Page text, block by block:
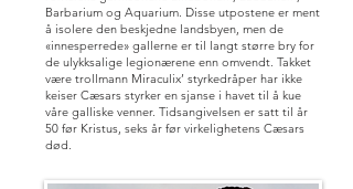
Barbarium og Aquarium. Disse utpostene er ment
å isolere den beskjedne landsbyen, men de
«innesperrede» gallerne er til langt større bry for
de ulykksalige legionærene enn omvendt. Takket
være trollmann Miraculix’ styrkedråper har ikke
keiser Cæsars styrker en sjanse i havet til å kue
våre galliske venner. Tidsangivelsen er satt til år
50 før Kristus, seks år før virkelighetens Cæsars
død.